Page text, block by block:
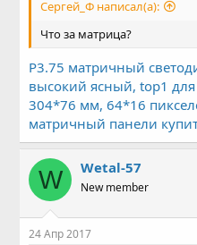
Сергей_Ф написал(а):
Что за матрица?
P3.75 матричный
высокий ясный, top1 для
304*76 мм, 64*16
матричный панели
W Wetal-57
New member
24 Апр 2017